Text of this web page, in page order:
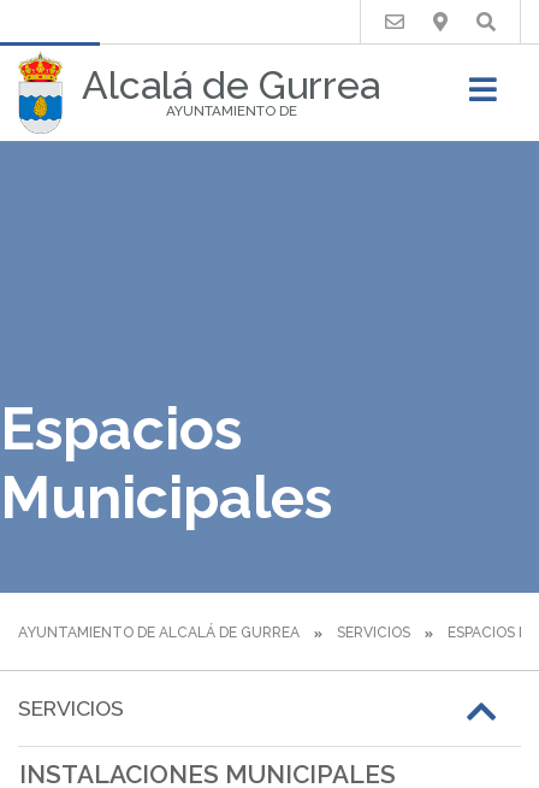
Alcalá de Gurrea
AYUNTAMIENTO DE
Buscar
Espacios
Municipales
AYUNTAMIENTO DE ALCALÁ DE GURREA SERVICIOS ESPACIOS
SERVICIOS
INSTALACIONES MUNICIPALES